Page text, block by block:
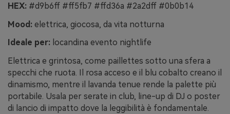
HEX: #d9b6ff #ff5fb7 #ffd36a #2a2dff #0b0b14
Mood: elettrica, giocosa, da vita notturna
Ideale per: locandina evento nightlife
Elettrica e grintosa, come paillettes sotto una sfera a
specchi che ruota. Il rosa acceso e il blu cobalto creano il
dinamismo, mentre il lavanda tenue rende la palette più
portabile. Usala per serate in club, line-up di DJ o poster
di lancio di impatto dove la leggibilità è fondamentale.